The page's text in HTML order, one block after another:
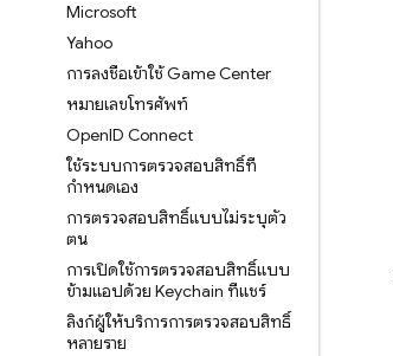
Microsoft
Yahoo
การลงชื่อเข้าใช้ Game Center
หมายเลขโทรศัพท์
OpenID Connect
ใช้ระบบการตรวจสอบสิทธิ์ที่
กำหนดเอง
การตรวจสอบสิทธิ์แบบไม่ระบุตัว
ตน
การเปิดใช้การตรวจสอบสิทธิ์แบบ
ข้ามแอปด้วย Keychain ที่แชร์
ลิงก์ผู้ให้บริการการตรวจสอบสิทธิ์
หลายราย